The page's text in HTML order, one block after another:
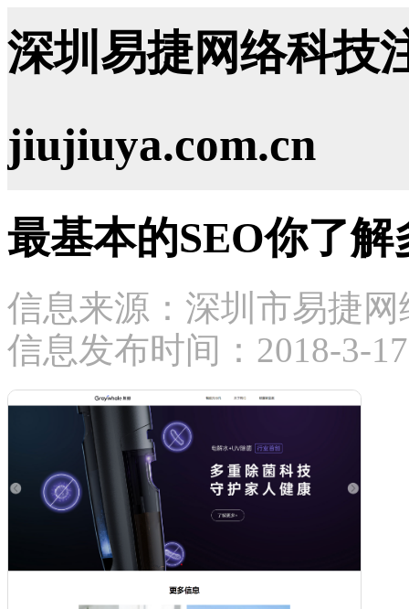
深圳易捷网络科技
jiujiuya.com.cn
最基本的SEO你了解
信息来源：深圳市易捷
信息发布时间：2018-3-